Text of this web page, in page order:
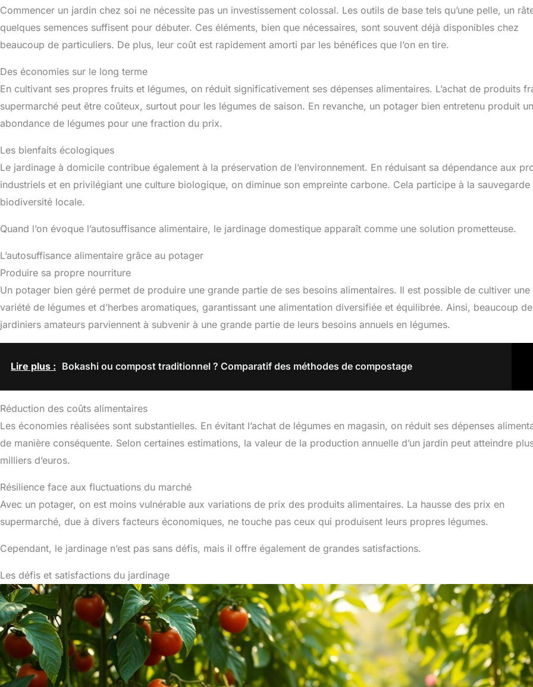
Commencer un jardin chez soi ne nécessite pas un investissement colossal. Les outils de base tels qu’une pelle, un
quelques semences suffisent pour débuter. Ces éléments, bien que nécessaires, sont souvent déjà disponibles chez
beaucoup de particuliers. De plus, leur coût est rapidement amorti par les bénéfices que l’on en tire.
Des économies sur le long terme
En cultivant ses propres fruits et légumes, on réduit significativement ses dépenses alimentaires. L’achat de produits
supermarché peut être coûteux, surtout pour les légumes de saison. En revanche, un potager bien entretenu produit
abondance de légumes pour une fraction du prix.
Les bienfaits écologiques
Le jardinage à domicile contribue également à la préservation de l’environnement. En réduisant sa dépendance aux
industriels et en privilégiant une culture biologique, on diminue son empreinte carbone. Cela participe à la sauvegarde
biodiversité locale.
Quand l’on évoque l’autosuffisance alimentaire, le jardinage domestique apparaît comme une solution prometteuse.
L’autosuffisance alimentaire grâce au potager
Produire sa propre nourriture
Un potager bien géré permet de produire une grande partie de ses besoins alimentaires. Il est possible de cultiver une
variété de légumes et d’herbes aromatiques, garantissant une alimentation diversifiée et équilibrée. Ainsi, beaucoup de
jardiniers amateurs parviennent à subvenir à une grande partie de leurs besoins annuels en légumes.
Lire plus : Bokashi ou compost traditionnel ? Comparatif des méthodes de compostage
Réduction des coûts alimentaires
Les économies réalisées sont substantielles. En évitant l’achat de légumes en magasin, on réduit ses dépenses
de manière conséquente. Selon certaines estimations, la valeur de la production annuelle d’un jardin peut atteindre
milliers d’euros.
Résilience face aux fluctuations du marché
Avec un potager, on est moins vulnérable aux variations de prix des produits alimentaires. La hausse des prix en
supermarché, due à divers facteurs économiques, ne touche pas ceux qui produisent leurs propres légumes.
Cependant, le jardinage n’est pas sans défis, mais il offre également de grandes satisfactions.
Les défis et satisfactions du jardinage